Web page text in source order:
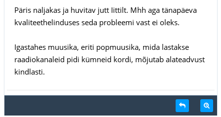
Päris naljakas ja huvitav jutt Iittilt. Mhh aga tänapäeva
kvaliteethelinduses seda probleemi vast ei oleks.
Igastahes muusika, eriti popmuusika, mida lastakse
raadiokanaleid pidi kümneid kordi, mõjutab alateadvust
kindlasti.